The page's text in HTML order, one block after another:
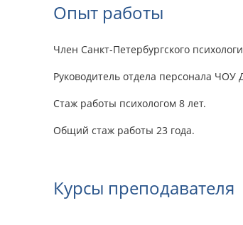
Опыт работы
Член Санкт-Петербургского
Руководитель отдела персонала ЧОУ
Стаж работы психологом 8 лет.
Общий стаж работы 23 года.
Курсы преподавателя